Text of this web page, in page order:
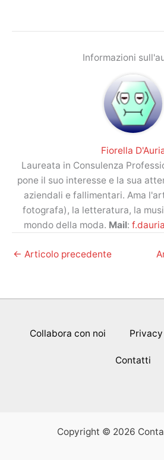
Informazioni
Fiorella
Laureata in Consulenza
pone il suo interesse e la sua
aziendali e fallimentari. Ama
fotografa), la letteratura, la
mondo della moda. Mail:
← Articolo precedente
Collabora con noi
Contatti
Copyright © 2026